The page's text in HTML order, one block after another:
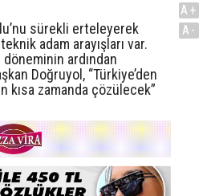
sürekli erteleyerek
adam arayışları var.
ardından
Doğruyol, “Türkiye’den
kısa zamanda çözülecek”
A+
A-